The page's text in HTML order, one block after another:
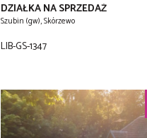
DZIAŁKA NA SPRZEDAŻ
Szubin (gw), Skórzewo
LIB-GS-1347